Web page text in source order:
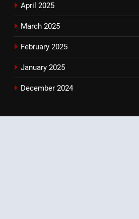
April 2025
March 2025
February 2025
January 2025
December 2024